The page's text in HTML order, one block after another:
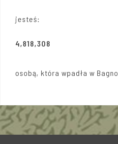
jesteś:
4,818,308
osobą, która wpadła w Bagno